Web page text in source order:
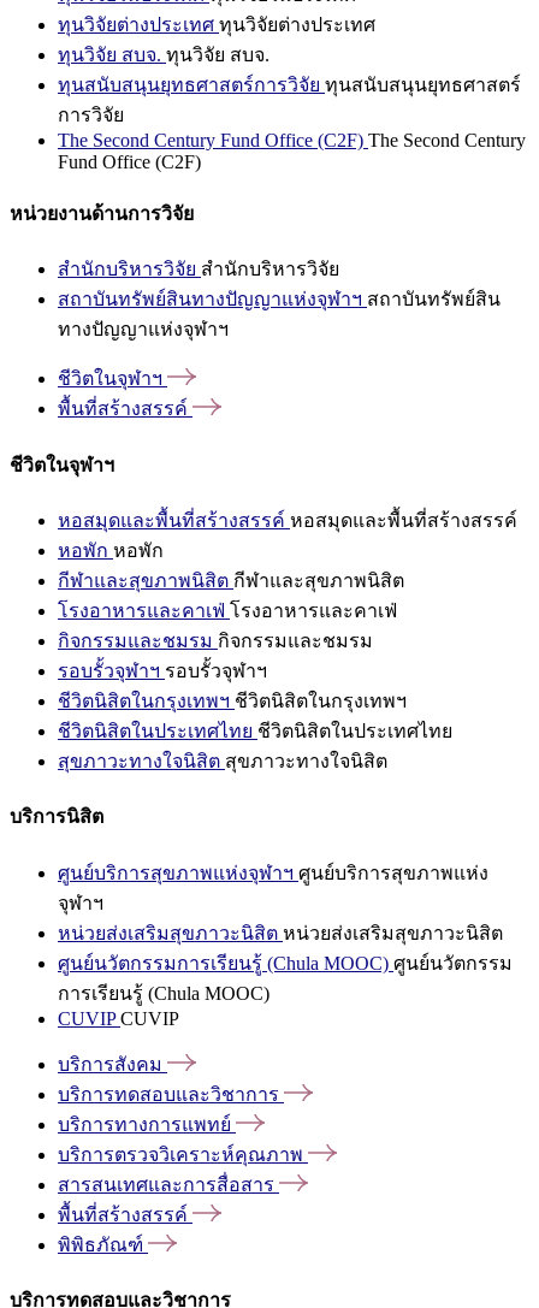
ทุนวิจัยต่างประเทศ ทุนวิจัยต่างประเทศ
ทุนวิจัย สบจ. ทุนวิจัย สบจ.
ทุนสนับสนุนยุทธศาสตร์การวิจัย ทุนสนับสนุนยุทธศาสตร์
การวิจัย
The Second Century Fund Office (C2F) The Second Century
Fund Office (C2F)
หน่วยงานด้านการวิจัย
สำนักบริหารวิจัย สำนักบริหารวิจัย
สถาบันทรัพย์สินทางปัญญาแห่งจุฬาฯ สถาบันทรัพย์สิน
ทางปัญญาแห่งจุฬาฯ
ชีวิตในจุฬาฯ
พื้นที่สร้างสรรค์
ชีวิตในจุฬาฯ
หอสมุดและพื้นที่สร้างสรรค์ หอสมุดและพื้นที่สร้างสรรค์
หอพัก หอพัก
กีฬาและสุขภาพนิสิต กีฬาและสุขภาพนิสิต
โรงอาหารและคาเฟ่ โรงอาหารและคาเฟ่
กิจกรรมและชมรม กิจกรรมและชมรม
รอบรั้วจุฬาฯ รอบรั้วจุฬาฯ
ชีวิตนิสิตในกรุงเทพฯ ชีวิตนิสิตในกรุงเทพฯ
ชีวิตนิสิตในประเทศไทย ชีวิตนิสิตในประเทศไทย
สุขภาวะทางใจนิสิต สุขภาวะทางใจนิสิต
บริการนิสิต
ศูนย์บริการสุขภาพแห่งจุฬาฯ ศูนย์บริการสุขภาพแห่ง
จุฬาฯ
หน่วยส่งเสริมสุขภาวะนิสิต หน่วยส่งเสริมสุขภาวะนิสิต
ศูนย์นวัตกรรมการเรียนรู้ (Chula MOOC) ศูนย์นวัตกรรม
การเรียนรู้ (Chula MOOC)
CUVIPCUVIP
บริการสังคม
บริการทดสอบและวิชาการ
บริการทางการแพทย์
บริการตรวจวิเคราะห์คุณภาพ
สารสนเทศและการสื่อสาร
พื้นที่สร้างสรรค์
พิพิธภัณฑ์
บริการทดสอบและวิชาการ